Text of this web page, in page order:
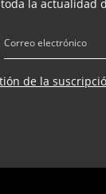
la actualidad
de la